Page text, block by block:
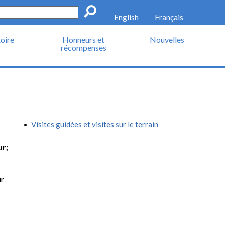
English Français
Honneurs et
récompenses
Nouvelles
Visites guidées et visites sur le terrain